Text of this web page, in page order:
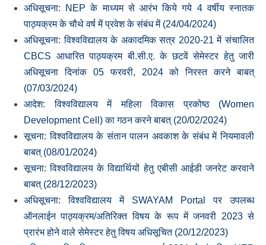
अधिसूचना: NEP के माध्‍यम से आरंभ किये गये 4 वर्षीय स्‍नातक
पाठ्यक्रम के चौथे वर्ष में प्रवेश के संबंध में (24/04/2024)
अधिसूचना: विश्‍वविद्यालय के अकादमिक सत्र 2020-21 में संचालित
CBCS आधारित पाठ्यक्रम बी.सी.ए. के छटवें सेमेस्‍टर हेतु जारी
अधिसूचना दिनांक 05 फरवरी, 2024 को निरस्‍त करने बाबत्
(07/03/2024)
आदेश: विश्‍वविद्यालय में महिला विकास प्रकोष्‍ठ (Women
Development Cell) का गठन करने बाबत् (20/02/2024)
सूचना: विश्‍वविद्यालय के संतान पालन अवकाश के संबंध में नियमावली
बाबत् (08/01/2024)
सूचना: विश्‍वविद्यालय के विद्यार्थियों हेतु एबीसी आईडी जनरेट करवाने
बाबत् (28/12/2023)
अधिसूचना: विश्वविद्यालय में SWAYAM Portal पर उपलब्ध
ऑनलाईन पाठ्यक्रम/अतिरिक्त विषय के रूप में जनवरी 2023 से
प्रारंभ होने वाले सेमेस्टर हेतु विषय अधिसूचित (20/12/2023)